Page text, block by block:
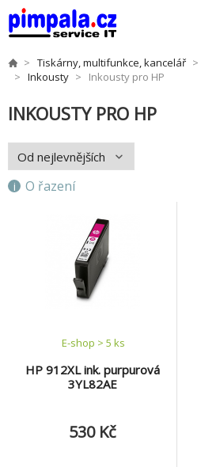
Tiskárny, multifunkce, kancelář
Inkousty
Inkousty pro HP
INKOUSTY PRO HP
O řazení
HP 912XL ink. purpurová
3YL82AE
E-shop > 5 ks
530 Kč